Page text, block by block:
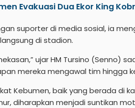
Evakuasi Dua Ekor King
suporter di media sosial, ia
di stadion.
ujar HM Tursino (Senno)
mereka mengawal tim hingga
Kebumen, baik yang berada di
diharapkan menjadi suntikan